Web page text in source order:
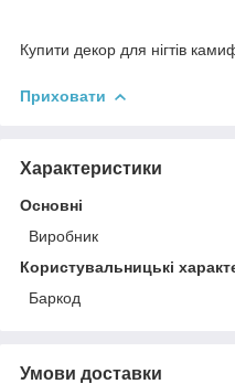
Купити декор для нігтів
Приховати
Характеристики
Основні
Виробник
Користувальницькі
Баркод
Умови доставки